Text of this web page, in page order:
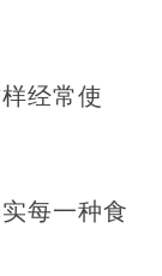
经常使
每一种食